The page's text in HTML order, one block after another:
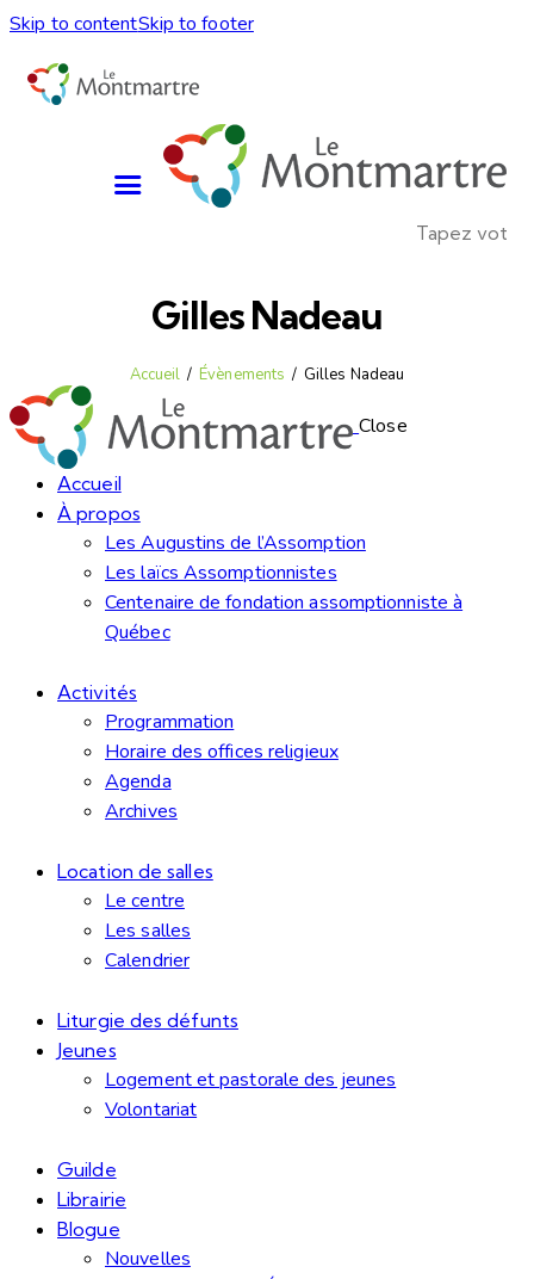
Skip to contentSkip to footer
Gilles Nadeau
Accueil Évènements Gilles Nadeau
Close
Accueil
À propos
Les Augustins de l’Assomption
Les laïcs Assomptionnistes
Centenaire de fondation assomptionniste à
Québec
Activités
Programmation
Horaire des offices religieux
Agenda
Archives
Location de salles
Le centre
Les salles
Calendrier
Liturgie des défunts
Jeunes
Logement et pastorale des jeunes
Volontariat
Guilde
Librairie
Blogue
Nouvelles